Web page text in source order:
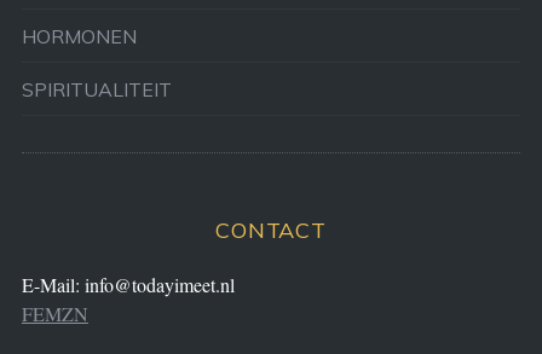
HORMONEN
SPIRITUALITEIT
CONTACT
E-Mail: info@todayimeet.nl
FEMZN